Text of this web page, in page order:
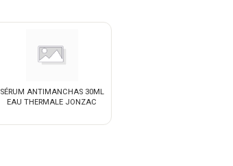
SÉRUM ANTIMANCHAS 30ML
EAU THERMALE JONZAC